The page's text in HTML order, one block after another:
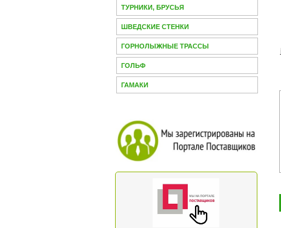
ТУРНИКИ, БРУСЬЯ
ШВЕДСКИЕ СТЕНКИ
ГОРНОЛЫЖНЫЕ ТРАССЫ
ГОЛЬФ
ГАМАКИ